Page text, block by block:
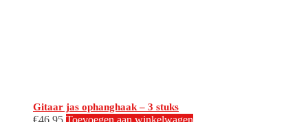
Gitaar jas ophanghaak – 3 stuks
€46,95 Toevoegen aan winkelwagen